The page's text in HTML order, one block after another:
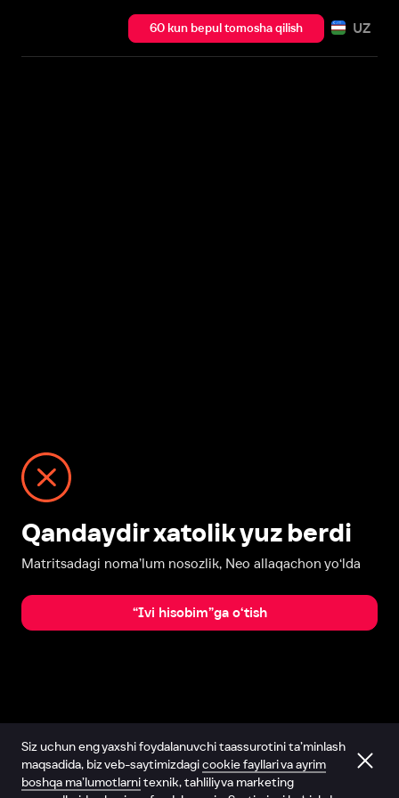
60 kun bepul tomosha qilish UZ
Qandaydir xatolik yuz berdi
Matritsadagi noma’lum nosozlik, Neo allaqachon yo‘lda
“Ivi hisobim”ga o‘tish
Siz uchun eng yaxshi foydalanuvchi taassurotini ta’minlash
maqsadida, biz veb-saytimizdagicookie fayllari va ayrim
boshqa ma’lumotlarnitexnik, tahliliy va marketing